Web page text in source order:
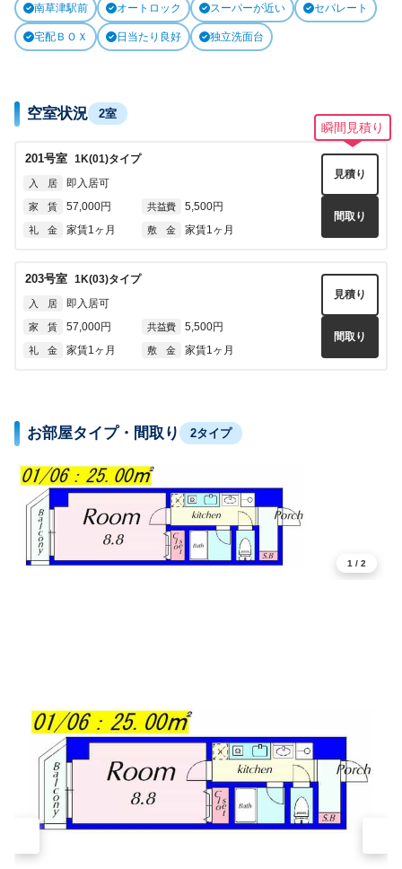
南草津駅前 オートロック スーパーが近い セパレート
宅配ＢＯＸ 日当たり良好 独立洗面台
空室状況 2室
瞬間見積り
201号室 1K(01)タイプ
入 居 即入居可
家 賃 57,000円 共益費 5,500円
礼 金 家賃1ヶ月 敷 金 家賃1ヶ月
見積り
間取り
203号室 1K(03)タイプ
入 居 即入居可
家 賃 57,000円 共益費 5,500円
礼 金 家賃1ヶ月 敷 金 家賃1ヶ月
見積り
間取り
お部屋タイプ・間取り 2タイプ
1 / 2